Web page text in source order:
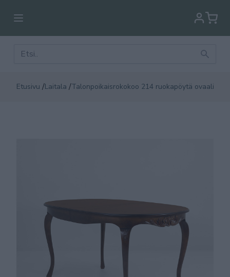
Etusivu /Laitala /Talonpoikaisrokokoo 214 ruokapöytä ovaali